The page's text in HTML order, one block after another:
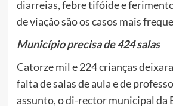
diarreias, febre tifóide e
de viação são os casos mais
Município precisa de 424 salas
Catorze mil e 224 crianças
falta de salas de aula e de
assunto, o di-rector municipal da